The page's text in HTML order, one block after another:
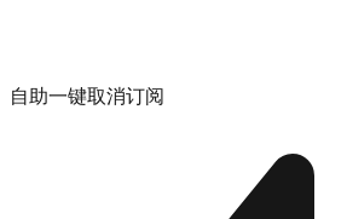
自助一键取消订阅